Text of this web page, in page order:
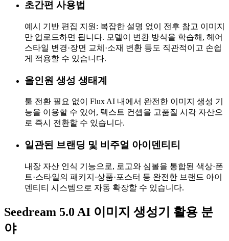
초간편 사용법
예시 기반 편집 지원: 복잡한 설명 없이 전후 참고 이미지
만 업로드하면 됩니다. 모델이 변환 방식을 학습해, 헤어
스타일 변경·장면 교체·소재 변환 등도 직관적이고 손쉽
게 적용할 수 있습니다.
올인원 생성 생태계
툴 전환 필요 없이 Flux AI 내에서 완전한 이미지 생성 기
능을 이용할 수 있어, 텍스트 컨셉을 고품질 시각 자산으
로 즉시 전환할 수 있습니다.
일관된 브랜딩 및 비주얼 아이덴티티
내장 자산 인식 기능으로, 로고와 심볼을 통합된 색상·폰
트·스타일의 패키지·상품·포스터 등 완전한 브랜드 아이
덴티티 시스템으로 자동 확장할 수 있습니다.
Seedream 5.0 AI 이미지 생성기 활용 분
야